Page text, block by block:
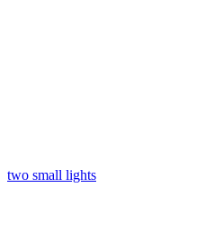
two small lights